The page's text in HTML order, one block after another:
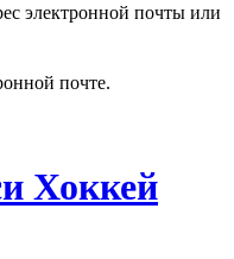
электронной почты или
почте.
Хоккей